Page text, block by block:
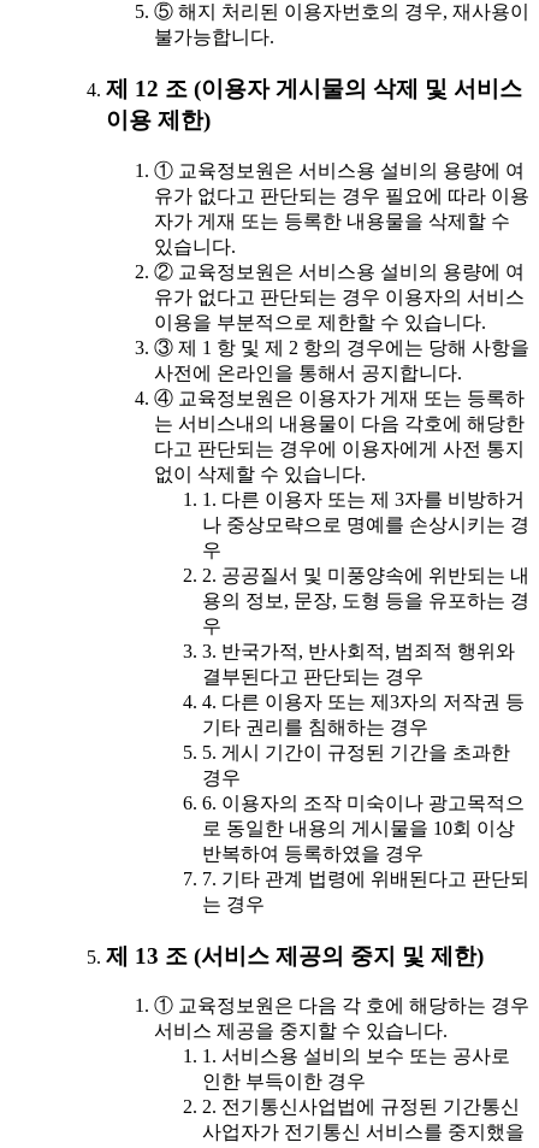
⑤ 해지 처리된 이용자번호의 경우, 재사용이
불가능합니다.
제 12 조 (이용자 게시물의 삭제 및 서비스
이용 제한)
① 교육정보원은 서비스용 설비의 용량에 여
유가 없다고 판단되는 경우 필요에 따라 이용
자가 게재 또는 등록한 내용물을 삭제할 수
있습니다.
② 교육정보원은 서비스용 설비의 용량에 여
유가 없다고 판단되는 경우 이용자의 서비스
이용을 부분적으로 제한할 수 있습니다.
③ 제 1 항 및 제 2 항의 경우에는 당해 사항을
사전에 온라인을 통해서 공지합니다.
④ 교육정보원은 이용자가 게재 또는 등록하
는 서비스내의 내용물이 다음 각호에 해당한
다고 판단되는 경우에 이용자에게 사전 통지
없이 삭제할 수 있습니다.
1. 다른 이용자 또는 제 3자를 비방하거
나 중상모략으로 명예를 손상시키는 경
우
2. 공공질서 및 미풍양속에 위반되는 내
용의 정보, 문장, 도형 등을 유포하는 경
우
3. 반국가적, 반사회적, 범죄적 행위와
결부된다고 판단되는 경우
4. 다른 이용자 또는 제3자의 저작권 등
기타 권리를 침해하는 경우
5. 게시 기간이 규정된 기간을 초과한
경우
6. 이용자의 조작 미숙이나 광고목적으
로 동일한 내용의 게시물을 10회 이상
반복하여 등록하였을 경우
7. 기타 관계 법령에 위배된다고 판단되
는 경우
제 13 조 (서비스 제공의 중지 및 제한)
① 교육정보원은 다음 각 호에 해당하는 경우
서비스 제공을 중지할 수 있습니다.
1. 서비스용 설비의 보수 또는 공사로
인한 부득이한 경우
2. 전기통신사업법에 규정된 기간통신
사업자가 전기통신 서비스를 중지했을